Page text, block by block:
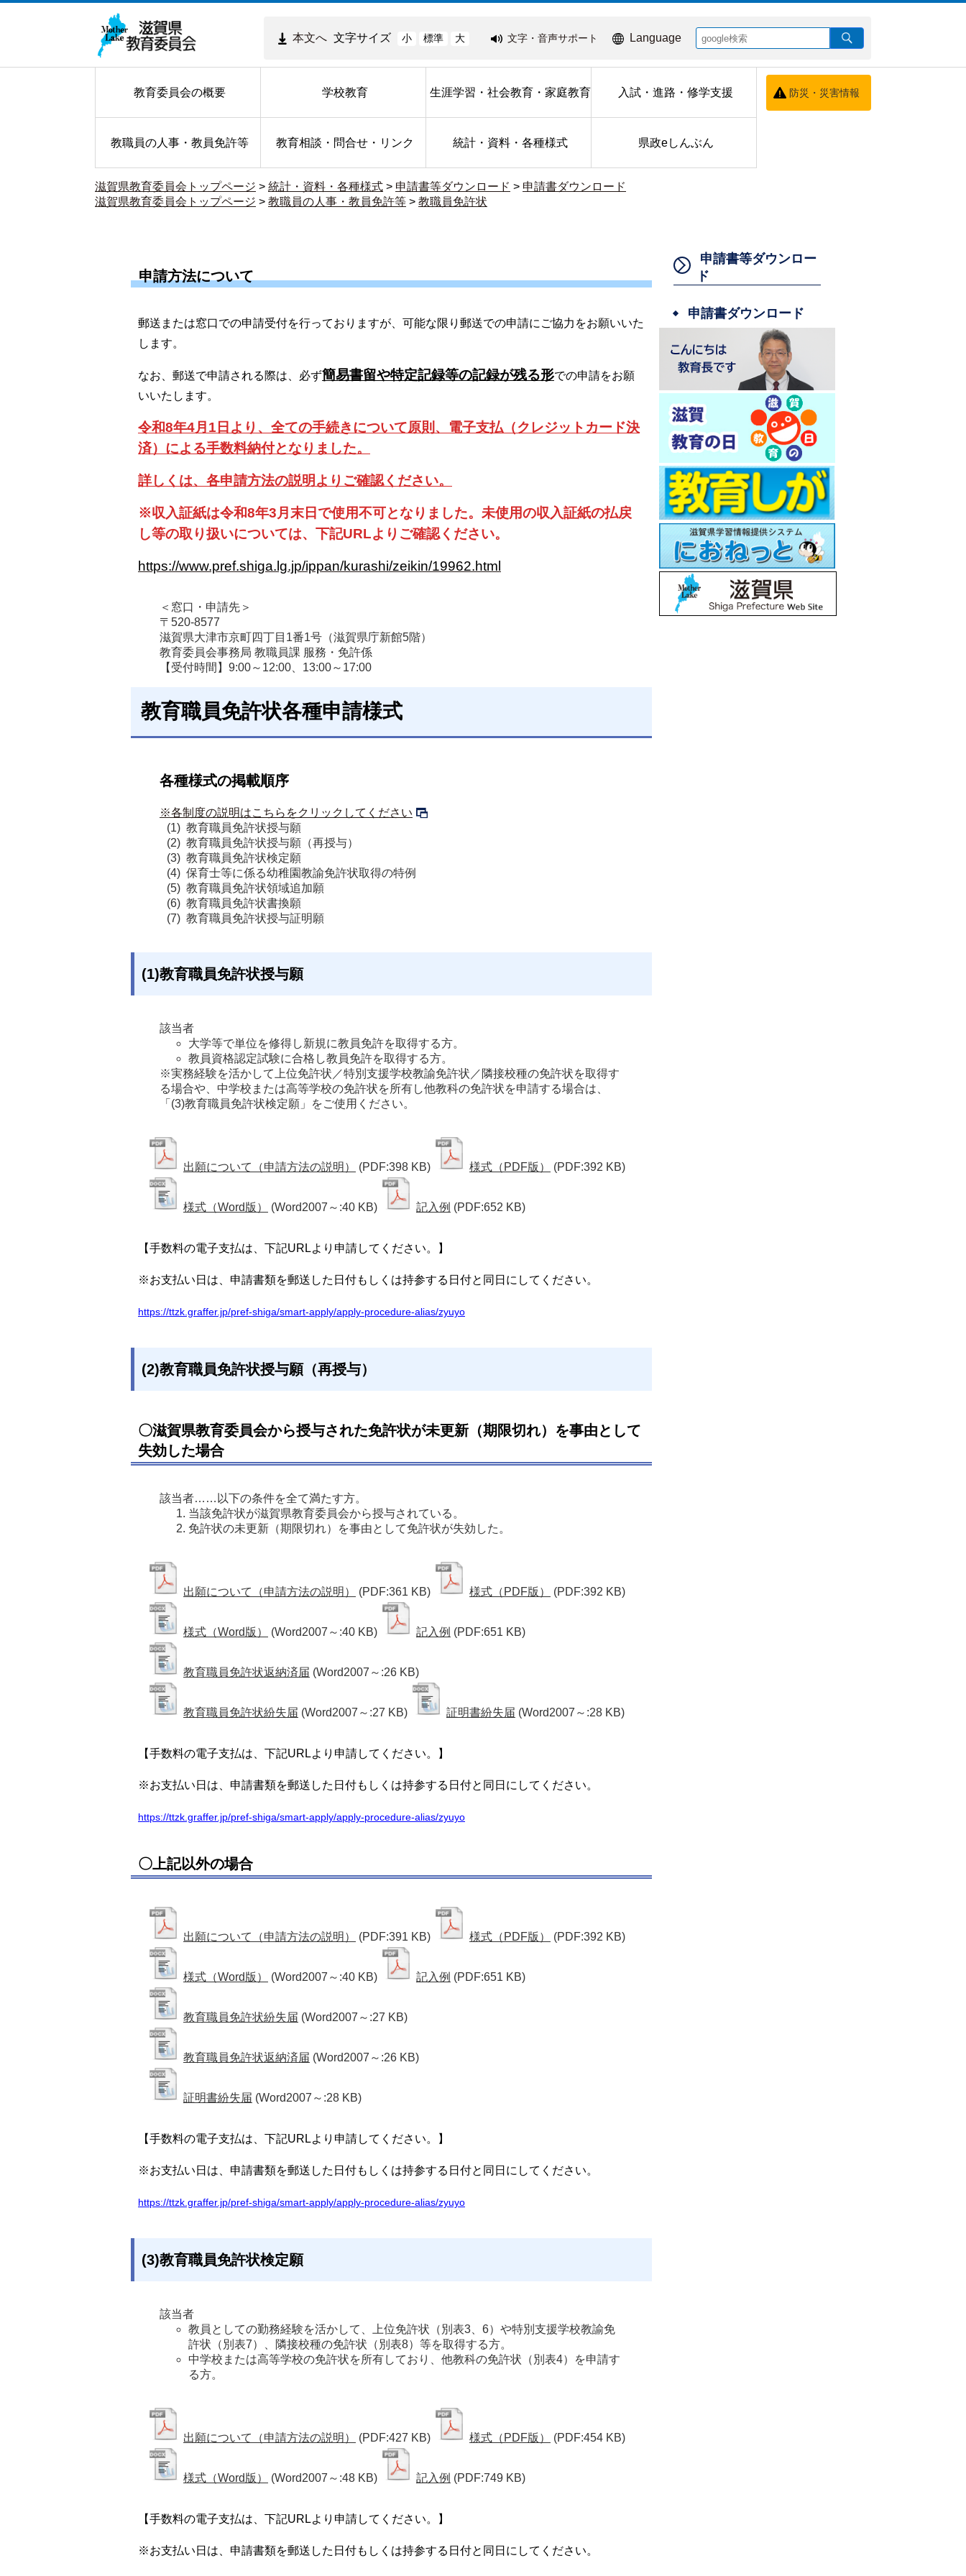
本文へ 文字サイズ 小 標準 大 文字・音声サポート Language
教育委員会の概要 学校教育 生涯学習・社会教育・家庭教育 入試・進路・修学支援
教職員の人事・教員免許等 教育相談・問合せ・リンク 統計・資料・各種様式 県政eしんぶん
防災・災害情報
滋賀県教育委員会トップページ > 統計・資料・各種様式 > 申請書等ダウンロード > 申請書ダウンロード
滋賀県教育委員会トップページ > 教職員の人事・教員免許等 > 教職員免許状
申請方法について
郵送または窓口での申請受付を行っておりますが、可能な限り郵送での申請にご協力をお願いいた
します。
なお、郵送で申請される際は、 必ず簡易書留や特定記録等の記録が残る形での申請をお願
いいたします。
令和8年4月1日より、全ての手続きについて原則、電子支払（クレジットカード決
済）による手数料納付となりました。
詳しくは、各申請方法の説明よりご確認ください。
※収入証紙は令和8年3月末日で使用不可となりました。未使用の収入証紙の払戻
し等の取り扱いについては、下記URLよりご確認ください。
https://www.pref.shiga.lg.jp/ippan/kurashi/zeikin/19962.html
＜窓口・申請先＞
〒520-8577
滋賀県大津市京町四丁目1番1号（滋賀県庁新館5階）
教育委員会事務局 教職員課 服務・免許係
【受付時間】9:00～12:00、13:00～17:00
教育職員免許状各種申請様式
各種様式の掲載順序
※各制度の説明はこちらをクリックしてください
教育職員免許状授与願
教育職員免許状授与願（再授与）
教育職員免許状検定願
保育士等に係る幼稚園教諭免許状取得の特例
教育職員免許状領域追加願
教育職員免許状書換願
教育職員免許状授与証明願
(1)教育職員免許状授与願
該当者
大学等で単位を修得し新規に教員免許を取得する方。
教員資格認定試験に合格し教員免許を取得する方。
※実務経験を活かして上位免許状／特別支援学校教諭免許状／隣接校種の免許状を取得す
る場合や、中学校または高等学校の免許状を所有し他教科の免許状を申請する場合は、
「(3)教育職員免許状検定願」をご使用ください。
出願について（申請方法の説明） (PDF:398 KB) 様式（PDF版） (PDF:392 KB)
様式（Word版） (Word2007～:40 KB) 記入例 (PDF:652 KB)
【手数料の電子支払は、下記URLより申請してください。】
※お支払い日は、申請書類を郵送した日付もしくは持参する日付と同日にしてください。
https://ttzk.graffer.jp/pref-shiga/smart-apply/apply-procedure-alias/zyuyo
(2)教育職員免許状授与願（再授与）
〇滋賀県教育委員会から授与された免許状が未更新（期限切れ）を事由として
失効した場合
該当者……以下の条件を全て満たす方。
当該免許状が滋賀県教育委員会から授与されている。
免許状の未更新（期限切れ）を事由として免許状が失効した。
出願について（申請方法の説明） (PDF:361 KB) 様式（PDF版） (PDF:392 KB)
様式（Word版） (Word2007～:40 KB) 記入例 (PDF:651 KB)
教育職員免許状返納済届 (Word2007～:26 KB)
教育職員免許状紛失届 (Word2007～:27 KB) 証明書紛失届 (Word2007～:28 KB)
【手数料の電子支払は、下記URLより申請してください。】
※お支払い日は、申請書類を郵送した日付もしくは持参する日付と同日にしてください。
https://ttzk.graffer.jp/pref-shiga/smart-apply/apply-procedure-alias/zyuyo
〇上記以外の場合
出願について（申請方法の説明） (PDF:391 KB) 様式（PDF版） (PDF:392 KB)
様式（Word版） (Word2007～:40 KB) 記入例 (PDF:651 KB)
教育職員免許状紛失届 (Word2007～:27 KB)
教育職員免許状返納済届 (Word2007～:26 KB)
証明書紛失届 (Word2007～:28 KB)
【手数料の電子支払は、下記URLより申請してください。】
※お支払い日は、申請書類を郵送した日付もしくは持参する日付と同日にしてください。
https://ttzk.graffer.jp/pref-shiga/smart-apply/apply-procedure-alias/zyuyo
(3)教育職員免許状検定願
該当者
教員としての勤務経験を活かして、上位免許状（別表3、6）や特別支援学校教諭免
許状（別表7）、隣接校種の免許状（別表8）等を取得する方。
中学校または高等学校の免許状を所有しており、他教科の免許状（別表4）を申請す
る方。
出願について（申請方法の説明） (PDF:427 KB) 様式（PDF版） (PDF:454 KB)
様式（Word版） (Word2007～:48 KB) 記入例 (PDF:749 KB)
【手数料の電子支払は、下記URLより申請してください。】
※お支払い日は、申請書類を郵送した日付もしくは持参する日付と同日にしてください。
申請書等ダウンロー
ド
申請書ダウンロード